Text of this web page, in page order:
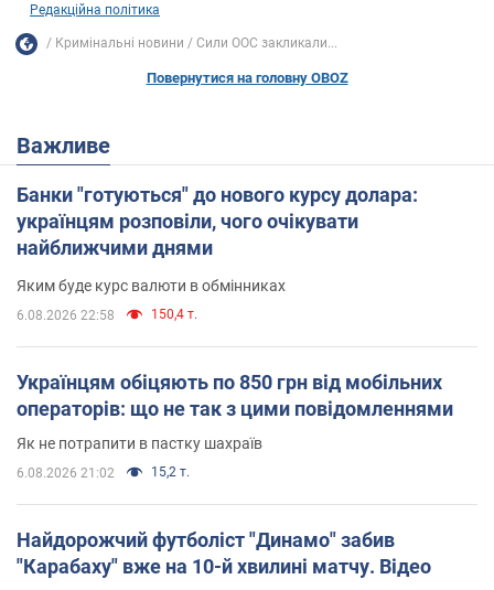
Редакційна політика
Кримінальні новини Сили ООС закликали...
Повернутися на головну OBOZ
Важливе
Банки "готуються" до нового курсу долара:
українцям розповіли, чого очікувати
найближчими днями
Яким буде курс валюти в обмінниках
6.08.2026 22:58 150,4 т.
Українцям обіцяють по 850 грн від мобільних
операторів: що не так з цими повідомленнями
Як не потрапити в пастку шахраїв
6.08.2026 21:02 15,2 т.
Найдорожчий футболіст "Динамо" забив
"Карабаху" вже на 10-й хвилині матчу. Відео